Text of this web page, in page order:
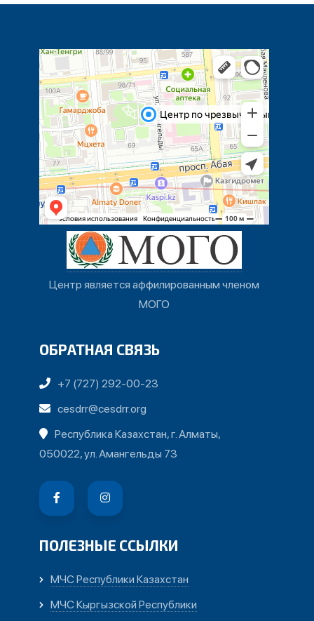
Центр является аффилированным членом
МОГО
ОБРАТНАЯ СВЯЗЬ
+7 (727) 292-00-23
cesdrr@cesdrr.org
Республика Казахстан, г. Алматы,
050022, ул. Амангельды 73
ПОЛЕЗНЫЕ ССЫЛКИ
МЧС Республики Казахстан
МЧС Кыргызской Республики